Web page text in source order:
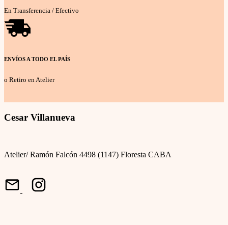
En Transferencia / Efectivo
ENVÍOS A TODO EL PAÍS
o Retiro en Atelier
Cesar Villanueva
Atelier/ Ramón Falcón 4498 (1147) Floresta CABA